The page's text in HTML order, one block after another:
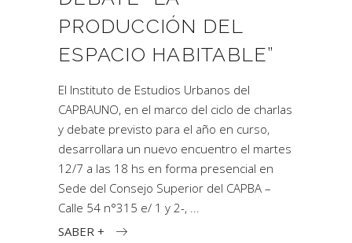
PRODUCCIÓN DEL
ESPACIO HABITABLE”
El Instituto de Estudios Urbanos del
CAPBAUNO, en el marco del ciclo de charlas
y debate previsto para el año en curso,
desarrollara un nuevo encuentro el martes
12/7 a las 18 hs en forma presencial en
Sede del Consejo Superior del CAPBA –
Calle 54 n°315 e/ 1 y 2-,
SABER +